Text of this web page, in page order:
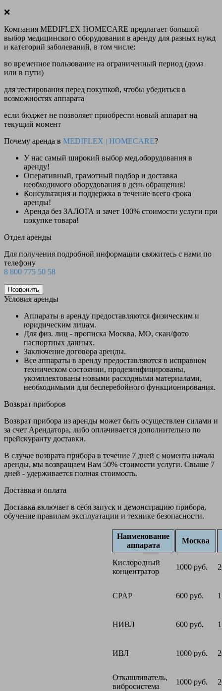
❌
Компания MEDIFLEX HOMECARE предлагает большой
выбор медицинского оборудования в аренду для разных нужд
и категорий заболеваний, в том числе:
во временное пользование на ограниченный период (дома
или в пути)
для тестирования перед покупкой, чтобы убедиться в
возможностях аппарата
если бюджет не позволяет приобрести новый аппарат на
текущий момент
Почему аренда в MEDIFLEX | HOMECARE?
У нас самый широкий выбор мед.оборудования в
аренду!
Оперативный, грамотный подбор и доставка
необходимого оборудования в день обращения!
Консультация и поддержка в течение всего срока
аренды!
Аренда без ЗАЛОГА и зачет 100% стоимости услуги при
покупке товара!
Отдел аренды
Для получения подробной информации свяжитесь с нами по
телефону
8 800 775 50 58
Позвонить
Условия аренды
Аппараты в аренду предоставляются физическим и
юридическим лицам.
Для физ. лиц - прописка Москва, МО, скан/фото
паспортных данных.
Заключение договора аренды.
Все аппараты в аренду предоставляются в исправном
техническом состоянии, продезинфицированы,
укомплектованы новыми расходными материалами,
необходимыми для бесперебойного функционирования.
Возврат приборов
Возврат прибора из аренды может быть осуществлен силами и
за счет Арендатора, либо оплачивается дополнительно по
прейскуранту доставки.
В случае возврата прибора в течение 7 дней с момента начала
аренды, мы возвращаем Вам 50% стоимости услуги. Свыше 7
дней - удерживается полная стоимость.
Доставка и оплата
Доставка включает в себя запуск и демонстрацию прибора,
обучение правилам эксплуатации и технике безопасности.
Наименование
аппарата
Москва
Кислородный
концентратор
1000 руб.
CPAP 600 руб.
НИВЛ 600 руб.
ИВЛ 1000 руб.
Откашливатель,
вибросистема
1000 руб.